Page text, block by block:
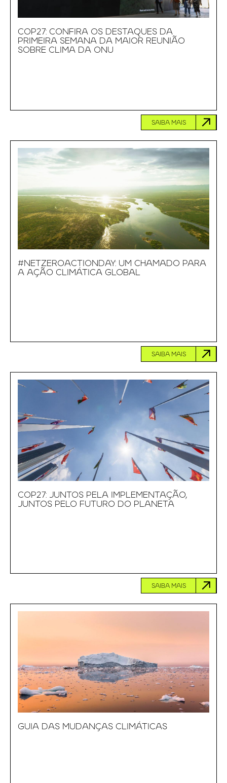
COP27: CONFIRA OS DESTAQUES DA
PRIMEIRA SEMANA DA MAIOR REUNIÃO
SOBRE CLIMA DA ONU
SAIBA MAIS
#NETZEROACTIONDAY: UM CHAMADO PARA
A AÇÃO CLIMÁTICA GLOBAL
SAIBA MAIS
COP27: JUNTOS PELA IMPLEMENTAÇÃO,
JUNTOS PELO FUTURO DO PLANETA
SAIBA MAIS
GUIA DAS MUDANÇAS CLIMÁTICAS